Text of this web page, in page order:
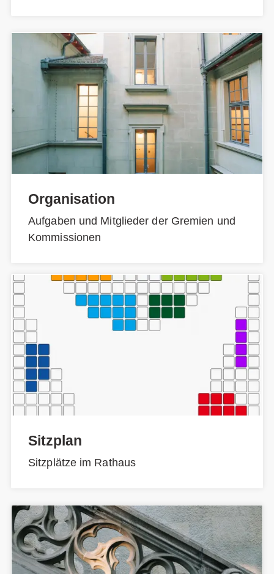
Organisation
Aufgaben und Mitglieder der Gremien und
Kommissionen
Sitzplan
Sitzplätze im Rathaus